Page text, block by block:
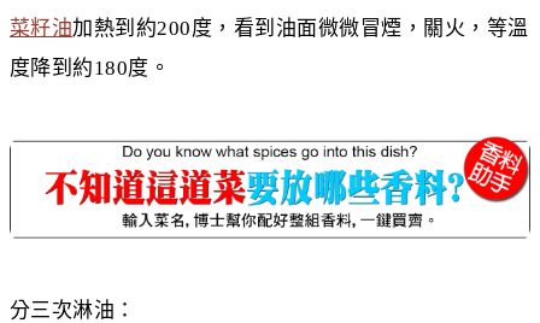
菜籽油加熱到約200度，看到油面微微冒煙，關火，等溫
度降到約180度。
分三次淋油：